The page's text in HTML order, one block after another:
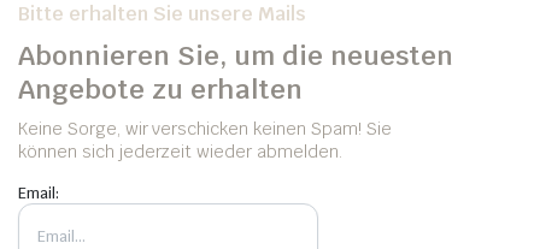
Bitte erhalten Sie unsere Mails
Abonnieren Sie, um die neuesten
Angebote zu erhalten
Keine Sorge, wir verschicken keinen Spam! Sie
können sich jederzeit wieder abmelden.
Email: